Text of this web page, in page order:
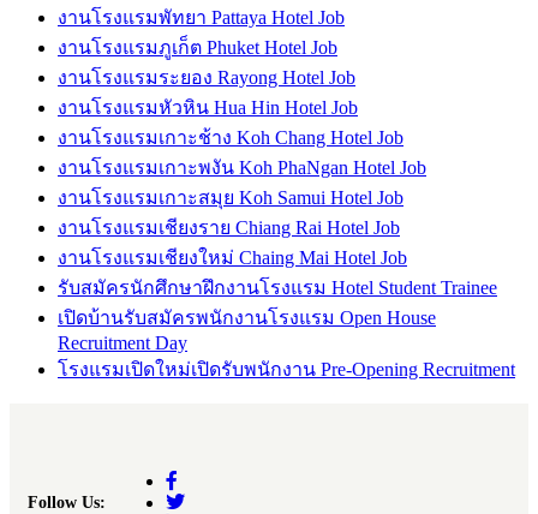
งานโรงแรมพัทยา Pattaya Hotel Job
งานโรงแรมภูเก็ต Phuket Hotel Job
งานโรงแรมระยอง Rayong Hotel Job
งานโรงแรมหัวหิน Hua Hin Hotel Job
งานโรงแรมเกาะช้าง Koh Chang Hotel Job
งานโรงแรมเกาะพงัน Koh PhaNgan Hotel Job
งานโรงแรมเกาะสมุย Koh Samui Hotel Job
งานโรงแรมเชียงราย Chiang Rai Hotel Job
งานโรงแรมเชียงใหม่ Chaing Mai Hotel Job
รับสมัครนักศึกษาฝึกงานโรงแรม Hotel Student Trainee
เปิดบ้านรับสมัครพนักงานโรงแรม Open House
Recruitment Day
โรงแรมเปิดใหม่เปิดรับพนักงาน Pre-Opening Recruitment
Follow Us: